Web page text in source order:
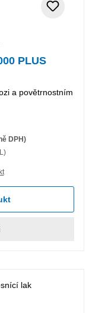
PLUS
a povětrnostním
DPH)